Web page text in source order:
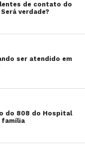
de contato do
verdade?
ser atendido em
do 808 do Hospital
família